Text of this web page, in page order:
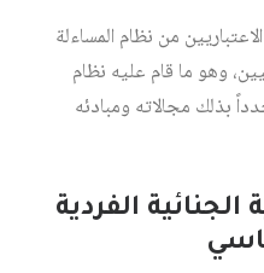
من نظام المساءلة
وهو ما قام عليه نظام
بذلك مجالاته ومبادئه
الجنائية الفردية